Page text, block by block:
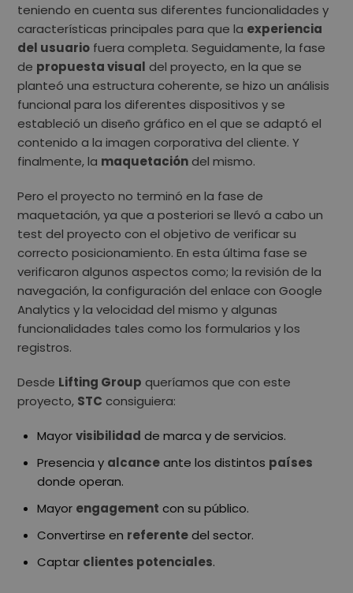
teniendo en cuenta sus diferentes funcionalidades y
características principales para que la experiencia
del usuario fuera completa. Seguidamente, la fase
de propuesta visual del proyecto, en la que se
planteó una estructura coherente, se hizo un análisis
funcional para los diferentes dispositivos y se
estableció un diseño gráfico en el que se adaptó el
contenido a la imagen corporativa del cliente. Y
finalmente, la maquetacióndel mismo.
Pero el proyecto no terminó en la fase de
maquetación, ya que a posteriori se llevó a cabo un
test del proyecto con el objetivo de verificar su
correcto posicionamiento. En esta última fase se
verificaron algunos aspectos como; la revisión de la
navegación, la configuración del enlace con Google
Analytics y la velocidad del mismo y algunas
funcionalidades tales como los formularios y los
registros.
Desde Lifting Group queríamos que con este
proyecto, STC consiguiera:
Mayorvisibilidad de marca y de servicios.
Presencia y alcance ante los distintos países
donde operan.
Mayor engagement con su público.
Convertirse en referente del sector.
Captar clientes potenciales.